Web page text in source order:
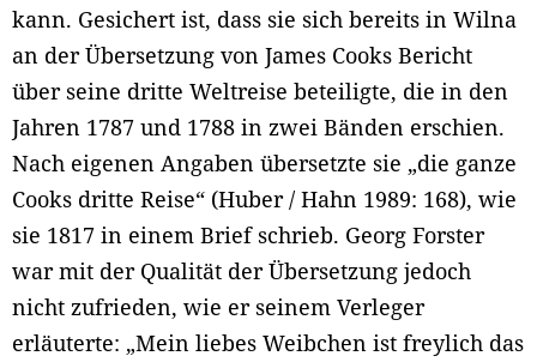
kann. Gesichert ist, dass sie sich bereits in Wilna
an der Übersetzung von James Cooks Bericht
über seine dritte Weltreise beteiligte, die in den
Jahren 1787 und 1788 in zwei Bänden erschien.
Nach eigenen Angaben übersetzte sie „die ganze
Cooks dritte Reise“ (Huber / Hahn 1989: 168), wie
sie 1817 in einem Brief schrieb. Georg Forster
war mit der Qualität der Übersetzung jedoch
nicht zufrieden, wie er seinem Verleger
erläuterte: „Mein liebes Weibchen ist freylich das